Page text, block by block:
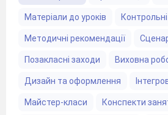
Матеріали до уроків
Методичні рекомендації
Позакласні заходи Виховна
Дизайн та оформлення
Майстер-класи Конспекти